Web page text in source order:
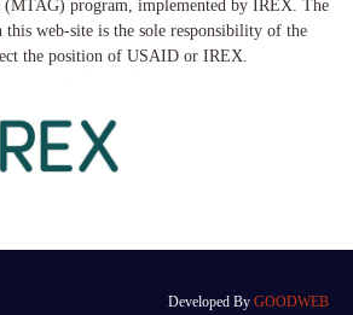
(MTAG) program, implemented by IREX. The
this web-site is the sole responsibility of the
the position of USAID or IREX.
Developed By GOODWEB